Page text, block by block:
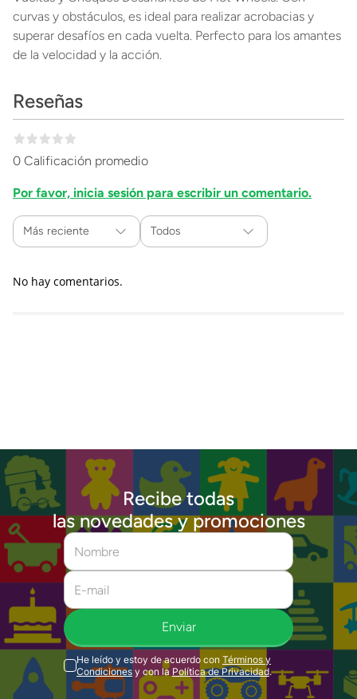
curvas y obstáculos, es ideal para realizar acrobacias y
superar desafíos en cada vuelta. Perfecto para los amantes
de la velocidad y la acción.
Reseñas
0 Calificación promedio
Por favor, inicia sesión para escribir un comentario.
Más reciente Todos
No hay comentarios.
Recibe todas
las novedades y promociones
Enviar
He leído y estoy de acuerdo con Términos y
Condiciones y con la Política de Privacidad.